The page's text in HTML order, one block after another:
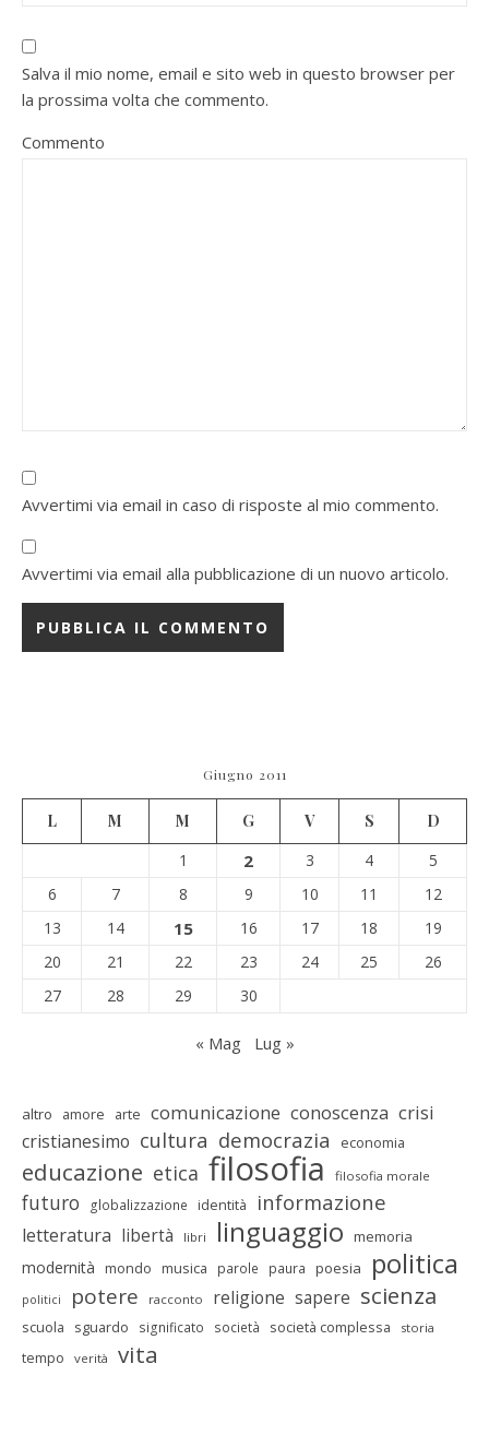
Salva il mio nome, email e sito web in questo browser per
la prossima volta che commento.
Commento
Avvertimi via email in caso di risposte al mio commento.
Avvertimi via email alla pubblicazione di un nuovo articolo.
Giugno 2011
L M M G V S
D
1
2 3 4
5
6
7 8 9 10 11
12
13
14 15 16 17 18
19
20
21 22 23 24 25
26
27
28 29 30
« Mag Lug »
altro amore arte comunicazione conoscenza crisi
cristianesimo cultura democrazia economia
educazione etica filosofia filosofia morale
futuro globalizzazione identità informazione
letteratura libertà libri linguaggio memoria
modernità mondo musica parole paura poesia politica
politici potere racconto religione sapere scienza
scuola sguardo significato società società complessa storia
tempo verità vita